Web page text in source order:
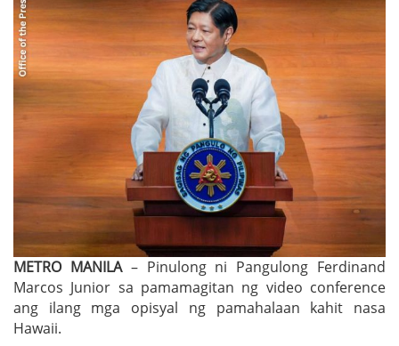
METRO MANILA – Pinulong ni Pangulong Ferdinand
Marcos Junior sa pamamagitan ng video conference
ang ilang mga opisyal ng pamahalaan kahit nasa
Hawaii.